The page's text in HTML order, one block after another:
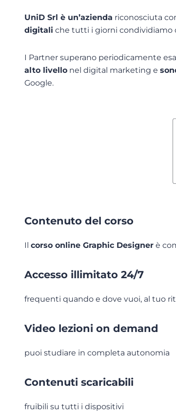
UniD Srl è un’azienda riconosciuta
digitali che tutti i giorni condividiamo
I Partner superano periodicamente
alto livello nel digital marketing e
Google.
Contenuto del corso
Il corso online Graphic Designer è
Accesso illimitato 24/7
frequenti quando e dove vuoi, al tuo
Video lezioni on demand
puoi studiare in completa autonomia
Contenuti scaricabili
fruibili su tutti i dispositivi